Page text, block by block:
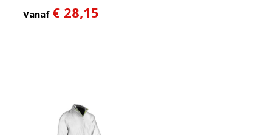
Vanaf € 28,15